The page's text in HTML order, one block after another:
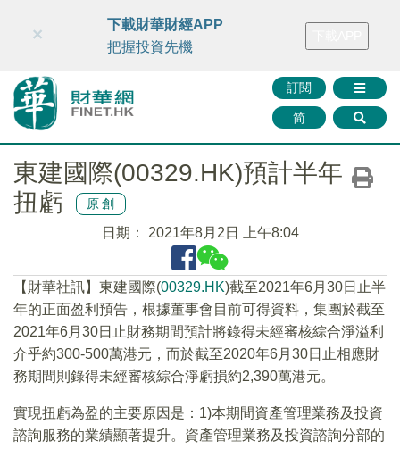
財華智庫網 FINTV FINMETA 財華證券 媒體矩陣
訂閱
简
×
下載財華財經APP
把握投資先機
東建國際(00329.HK)預計半年
扭虧
原創
日期： 2021年8月2日 上午8:04
【財華社訊】東建國際(00329.HK)截至2021年6月30日止半
年的正面盈利預告，根據董事會目前可得資料，集團於截至
2021年6月30日止財務期間預計將錄得未經審核綜合淨溢利
介乎約300-500萬港元，而於截至2020年6月30日止相應財
務期間則錄得未經審核綜合淨虧損約2,390萬港元。
實現扭虧為盈的主要原因是：1)本期間資產管理業務及投資
諮詢服務的業績顯著提升。資產管理業務及投資諮詢分部的